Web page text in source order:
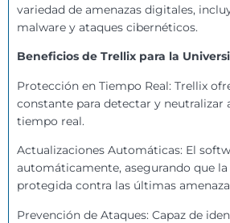
variedad de amenazas digitales,
malware y ataques cibernéticos.
Beneficios de Trellix para la
Protección en Tiempo Real: Trellix
constante para detectar y neutralizar
tiempo real.
Actualizaciones Automáticas: El
automáticamente, asegurando que
protegida contra las últimas
Prevención de Ataques: Capaz de